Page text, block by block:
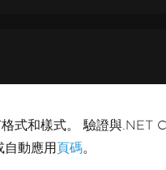
式和樣式。 驗證與.NET
自動應用 頁碼。